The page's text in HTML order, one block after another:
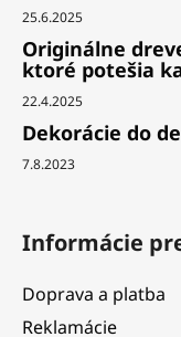
25.6.2025
Originálne
ktoré potešia
22.4.2025
Dekorácie do
7.8.2023
Informácie
Doprava a platba
Reklamácie